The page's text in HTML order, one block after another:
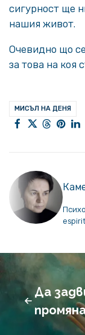
сигурност ще
нашия живот.
Очевидно що
за това на коя
МИСЪЛ НА ДЕНЯ
Да